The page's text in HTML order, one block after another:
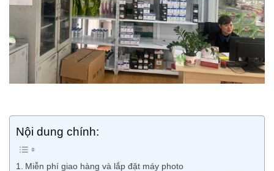
Nội dung chính:
Miễn phí giao hàng và lắp đặt máy photo